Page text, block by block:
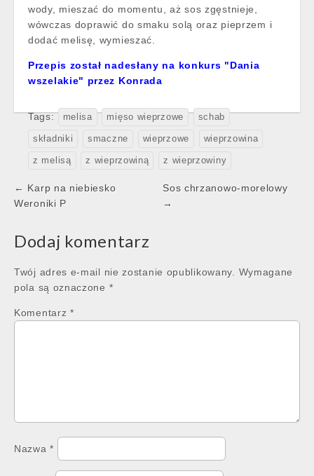
wody, mieszać do momentu, aż sos zgęstnieje,
wówczas doprawić do smaku solą oraz pieprzem i
dodać melisę, wymieszać.
Przepis został nadesłany na konkurs "Dania
wszelakie" przez Konrada
Tags: melisa mięso wieprzowe schab
składniki smaczne wieprzowe wieprzowina
z melisą z wieprzowiną z wieprzowiny
Post
navigation
← Karp na niebiesko
Weroniki P
Sos chrzanowo-morelowy
→
Dodaj komentarz
Twój adres e-mail nie zostanie opublikowany.
Wymagane
pola są oznaczone *
Komentarz *
Nazwa*